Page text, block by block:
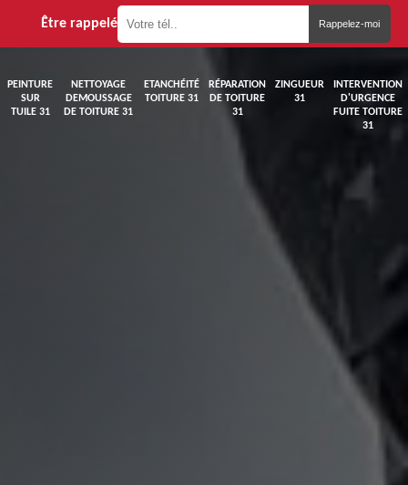
Être rappelé
PEINTURE
SUR
TUILE 31
NETTOYAGE
DEMOUSSAGE
DE TOITURE 31
ETANCHÉITÉ
TOITURE 31
RÉPARATION
DE TOITURE
31
ZINGUEUR
31
INTERVENTION
D'URGENCE
FUITE TOITURE
31